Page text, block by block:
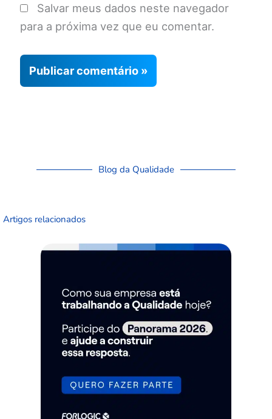
Salvar meus dados neste navegador
para a próxima vez que eu comentar.
Blog da Qualidade
Artigos relacionados